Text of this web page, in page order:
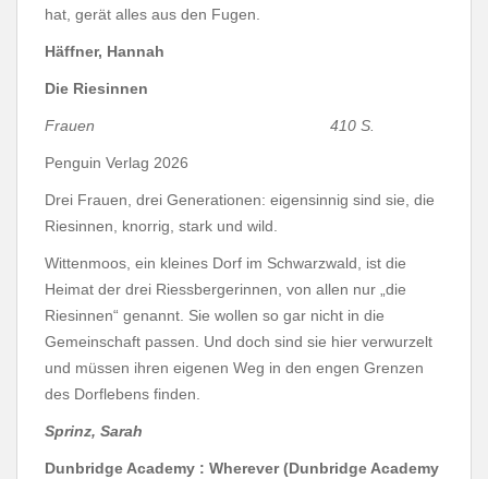
hat, gerät alles aus den Fugen.
Häffner, Hannah
Die Riesinnen
Frauen 410 S.
Penguin Verlag 2026
Drei Frauen, drei Generationen: eigensinnig sind sie, die
Riesinnen, knorrig, stark und wild.
Wittenmoos, ein kleines Dorf im Schwarzwald, ist die
Heimat der drei Riessbergerinnen, von allen nur „die
Riesinnen“ genannt. Sie wollen so gar nicht in die
Gemeinschaft passen. Und doch sind sie hier verwurzelt
und müssen ihren eigenen Weg in den engen Grenzen
des Dorflebens finden.
Sprinz, Sarah
Dunbridge Academy : Wherever (Dunbridge Academy